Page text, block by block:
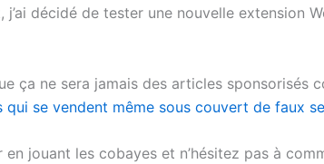
décidé de tester une nouvelle extension
ça ne sera jamais des articles sponsorisés
qui se vendent même sous couvert de faux
jouant les cobayes et n’hésitez pas à